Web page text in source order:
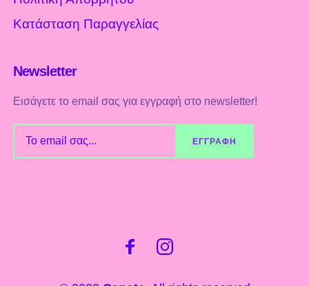
Κατάσταση Παραγγελίας
Newsletter
Εισάγετε το email σας για εγγραφή στο newsletter!